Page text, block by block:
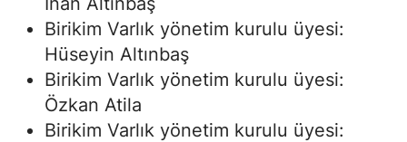
Birikim Varlık yönetim kurulu üyesi:
Hüseyin Altınbaş
Birikim Varlık yönetim kurulu üyesi:
Özkan Atila
Birikim Varlık yönetim kurulu üyesi: